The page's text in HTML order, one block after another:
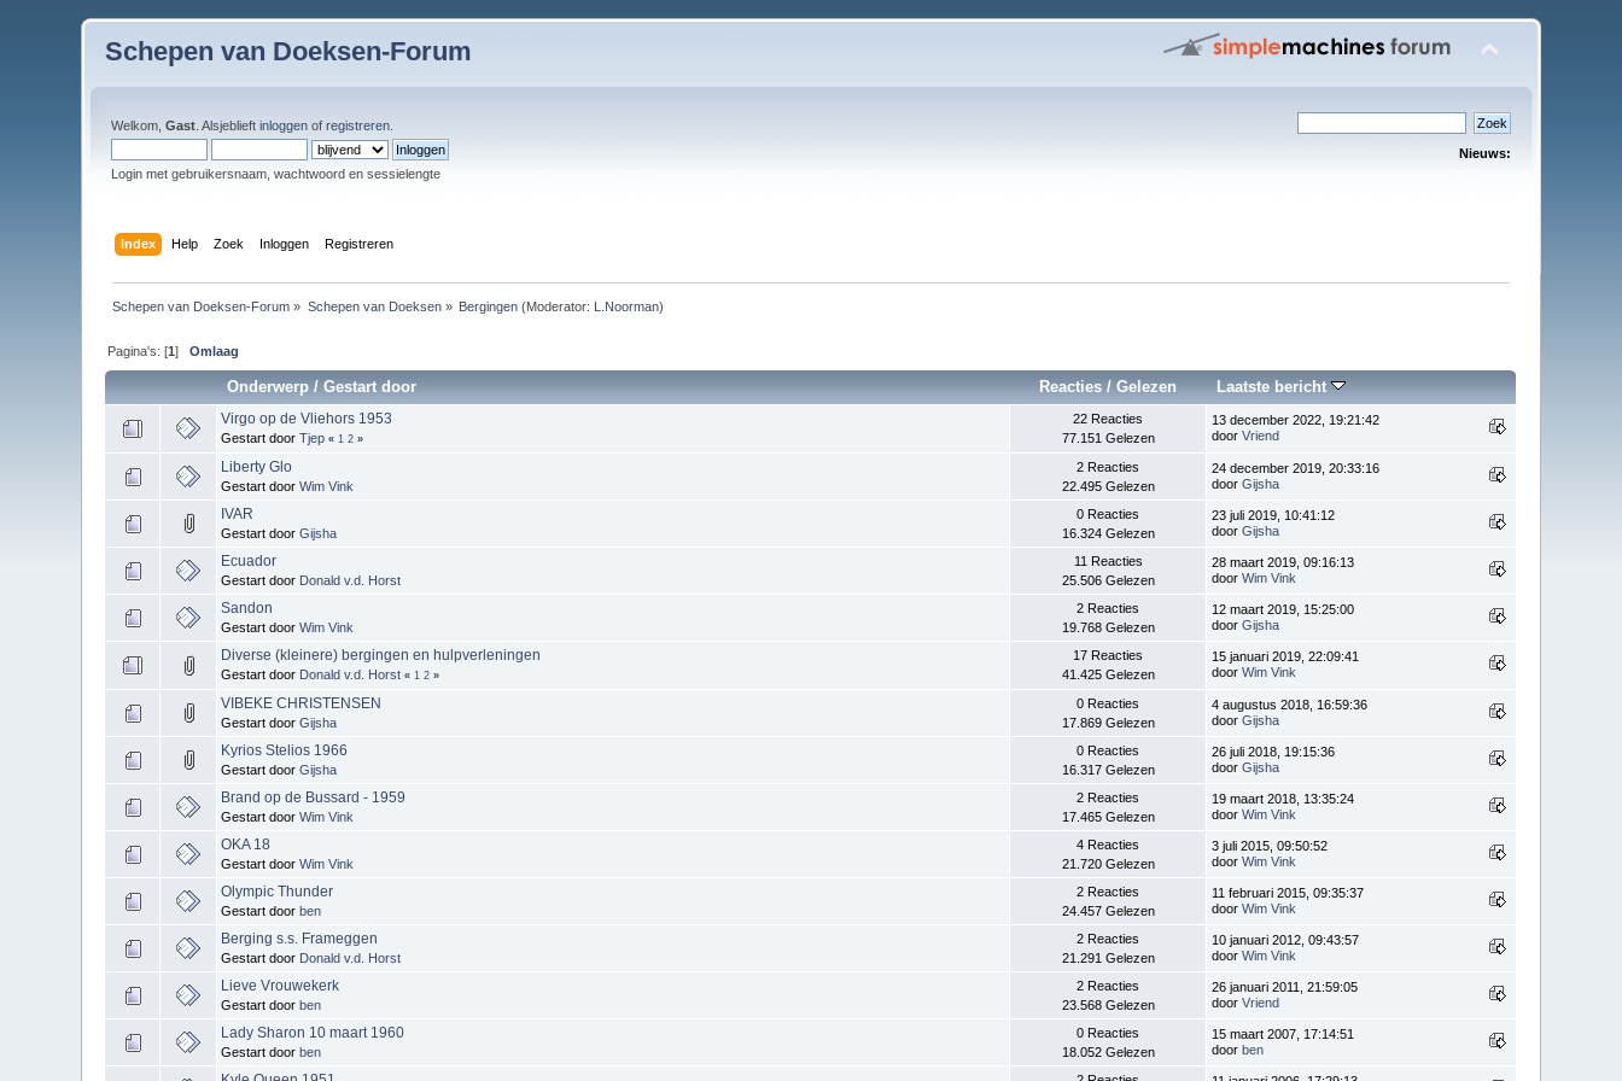
Schepen van Doeksen-Forum
Welkom,Gast . Alsjeblieftinloggen ofregistreren
Login met gebruikersnaam, wachtwoord en sessielengte
Nieuws:
Index Help Zoek Inloggen Registreren
Schepen van Doeksen-Forum » Schepen van Doeksen» Bergingen (Moderator: L.Noorman)
Pagina's: [1]Omlaag
Onderwerp /Gestart door Reacties/ Gelezen Laatste bericht
Virgo op de Vliehors 1953
Gestart doorTjep « 1 2 »
22 Reacties
77.151 Gelezen
13 december 2022, 19:21:42
doorVriend
Liberty Glo
Gestart doorWim Vink
2 Reacties
22.495 Gelezen
24 december 2019, 20:33:16
doorGijsha
IVAR
Gestart doorGijsha
0 Reacties
16.324 Gelezen
23 juli 2019, 10:41:12
doorGijsha
Ecuador
Gestart door Donald v.d. Horst
11 Reacties
25.506 Gelezen
28 maart 2019, 09:16:13
doorWim Vink
Sandon
Gestart doorWim Vink
2 Reacties
19.768 Gelezen
12 maart 2019, 15:25:00
doorGijsha
Diverse (kleinere) bergingen en hulpverleningen
Gestart door Donald v.d. Horst « 1 2 »
17 Reacties
41.425 Gelezen
15 januari 2019, 22:09:41
doorWim Vink
VIBEKE CHRISTENSEN
Gestart doorGijsha
0 Reacties
17.869 Gelezen
4 augustus 2018, 16:59:36
doorGijsha
Kyrios Stelios 1966
Gestart doorGijsha
0 Reacties
16.317 Gelezen
26 juli 2018, 19:15:36
doorGijsha
Brand op de Bussard - 1959
Gestart doorWim Vink
2 Reacties
17.465 Gelezen
19 maart 2018, 13:35:24
doorWim Vink
OKA 18
Gestart doorWim Vink
4 Reacties
21.720 Gelezen
3 juli 2015, 09:50:52
doorWim Vink
Olympic Thunder
Gestart doorben
2 Reacties
24.457 Gelezen
11 februari 2015, 09:35:37
doorWim Vink
Berging s.s. Frameggen
Gestart door Donald v.d. Horst
2 Reacties
21.291 Gelezen
10 januari 2012, 09:43:57
doorWim Vink
Lieve Vrouwekerk
Gestart doorben
2 Reacties
23.568 Gelezen
26 januari 2011, 21:59:05
doorVriend
Lady Sharon 10 maart 1960
Gestart doorben
0 Reacties
18.052 Gelezen
15 maart 2007, 17:14:51
doorben